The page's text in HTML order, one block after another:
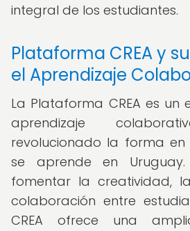
integral de los estudiantes.
Plataforma CREA y
el Aprendizaje
La Plataforma CREA es un
aprendizaje
revolucionado la forma
se aprende en
fomentar la creatividad,
colaboración entre
CREA ofrece una